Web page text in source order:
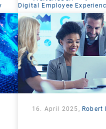
Digital Employee
16. April 2025, Robert